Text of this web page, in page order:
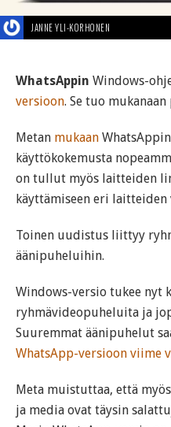
JANNE YLI-KORHONEN
WhatsAppin Windows-
versioon. Se tuo
Metan mukaan
käyttökokemusta
on tullut myös laitteiden
käyttämiseen eri laitteiden
Toinen uudistus liittyy
äänipuheluihin.
Windows-versio tukee nyt
ryhmävideopuheluita ja
Suuremmat äänipuhelut
WhatsApp-versioon viime
Meta muistuttaa, että
ja media ovat täysin